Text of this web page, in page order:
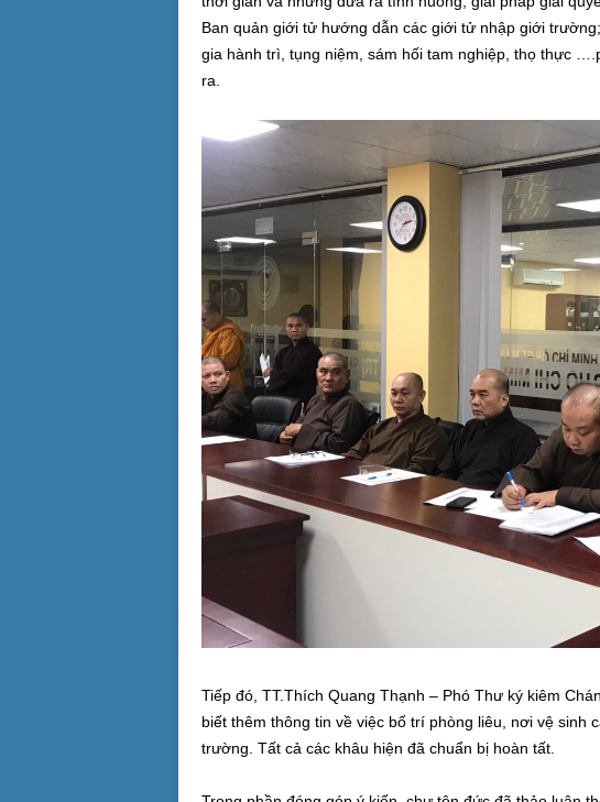
Ban quản giới tử hướng dẫn các giới tử nhập giới
gia hành trì, tụng niệm, sám hối tam nghiệp, thọ thực
ra.
Tiếp đó, TT.Thích Quang Thạnh – Phó Thư ký kiêm
biết thêm thông tin về việc bố trí phòng liêu, nơi vệ sinh
trường. Tất cả các khâu hiện đã chuẩn bị hoàn tất.